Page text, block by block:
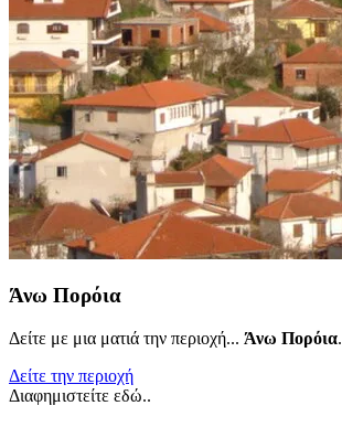
Άνω Πορόια
Δείτε με μια ματιά την περιοχή... Άνω Πορόια.
Δείτε την περιοχή
Διαφημιστείτε εδώ..